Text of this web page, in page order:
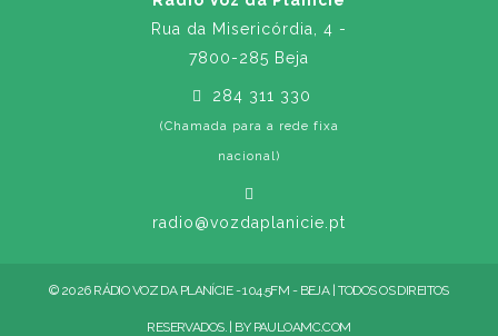
Rua da Misericórdia, 4 -
7800-285 Beja
284 311 330
(Chamada para a rede fixa
nacional)
radio@vozdaplanicie.pt
© 2026 RÁDIO VOZ DA PLANÍCIE - 104.5FM - BEJA | TODOS OS DIREITOS
RESERVADOS. | BY PAULOAMC.COM